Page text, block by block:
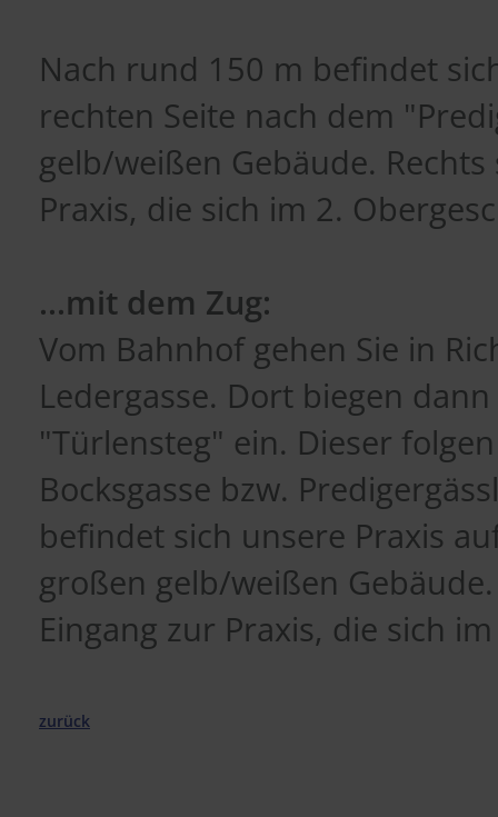
Nach rund 150 m befindet
rechten Seite nach dem
gelb/weißen Gebäude.
Praxis, die sich im 2.
...mit dem Zug:
Vom Bahnhof gehen Sie in
Ledergasse. Dort biegen
"Türlensteg" ein. Dieser
Bocksgasse bzw.
befindet sich unsere Praxis
großen gelb/weißen
Eingang zur Praxis, die sich
zurück